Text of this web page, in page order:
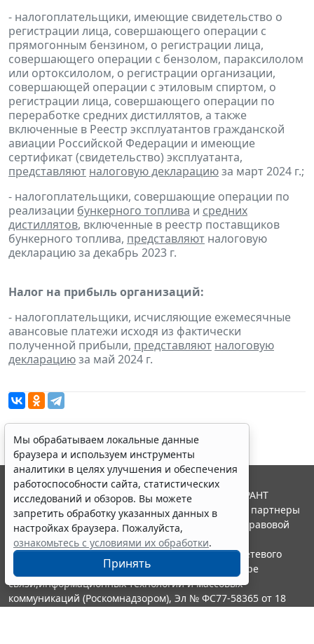
- налогоплательщики, имеющие свидетельство о
регистрации лица, совершающего операции с
прямогонным бензином, о регистрации лица,
совершающего операции с бензолом, параксилолом
или ортоксилолом, о регистрации организации,
совершающей операции с этиловым спиртом, о
регистрации лица, совершающего операции по
переработке средних дистиллятов, а также
включенные в Реестр эксплуатантов гражданской
авиации Российской Федерации и имеющие
сертификат (свидетельство) эксплуатанта,
представляют налоговую декларациюза март 2024 г.;
- налогоплательщики, совершающие операции по
реализации бункерного топлива и средних
дистиллятов, включенные в реестр поставщиков
бункерного топлива, представляют налоговую
декларацию за декабрь 2023 г.
Налог на прибыль организаций:
- налогоплательщики, исчисляющие ежемесячные
авансовые платежи исходя из фактически
полученной прибыли, представляют налоговую
декларациюза май 2024 г.
Мы обрабатываем локальные данные
браузера и используем инструменты
аналитики в целях улучшения и обеспечения
работоспособности сайта, статистических
исследований и обзоров. Вы можете
запретить обработку указанных данных в
настройках браузера. Пожалуйста,
ознакомьтесь с условиями их обработки.
Принять
© ООО "НПП "ГАРАНТ-СЕРВИС", 2026. Система ГАРАНТ
выпускается с 1990 года. Компания "Гарант" и ее партнеры
являются участниками Российской ассоциации правовой
информации ГАРАНТ.
Портал ГАРАНТ.РУ зарегистрирован в качестве сетевого
издания Федеральной службой по надзору в сфере
связи,информационных технологий и массовых
коммуникаций (Роскомнадзором), Эл № ФС77-58365 от 18